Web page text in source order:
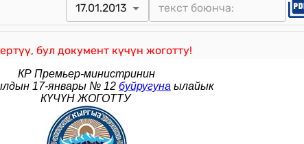
17.01.2013
бул документ күчүн жоготту!